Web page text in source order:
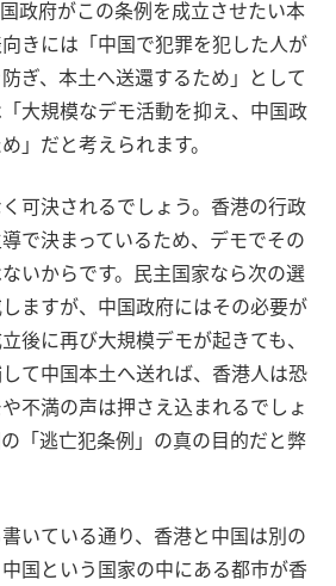
政府がこの条例を成立させたい本
きには「中国で犯罪を犯した人が
ぎ、本土へ送還するため」として
大規模なデモ活動を抑え、中国政
」だと考えられます。
可決されるでしょう。香港の行政
で決まっているため、デモでその
いからです。民主国家なら次の選
ますが、中国政府にはその必要が
後に再び大規模デモが起きても、
て中国本土へ送れば、香港人は恐
不満の声は押さえ込まれるでしょ
「逃亡犯条例」の真の目的だと弊
いている通り、香港と中国は別の
国という国家の中にある都市が香